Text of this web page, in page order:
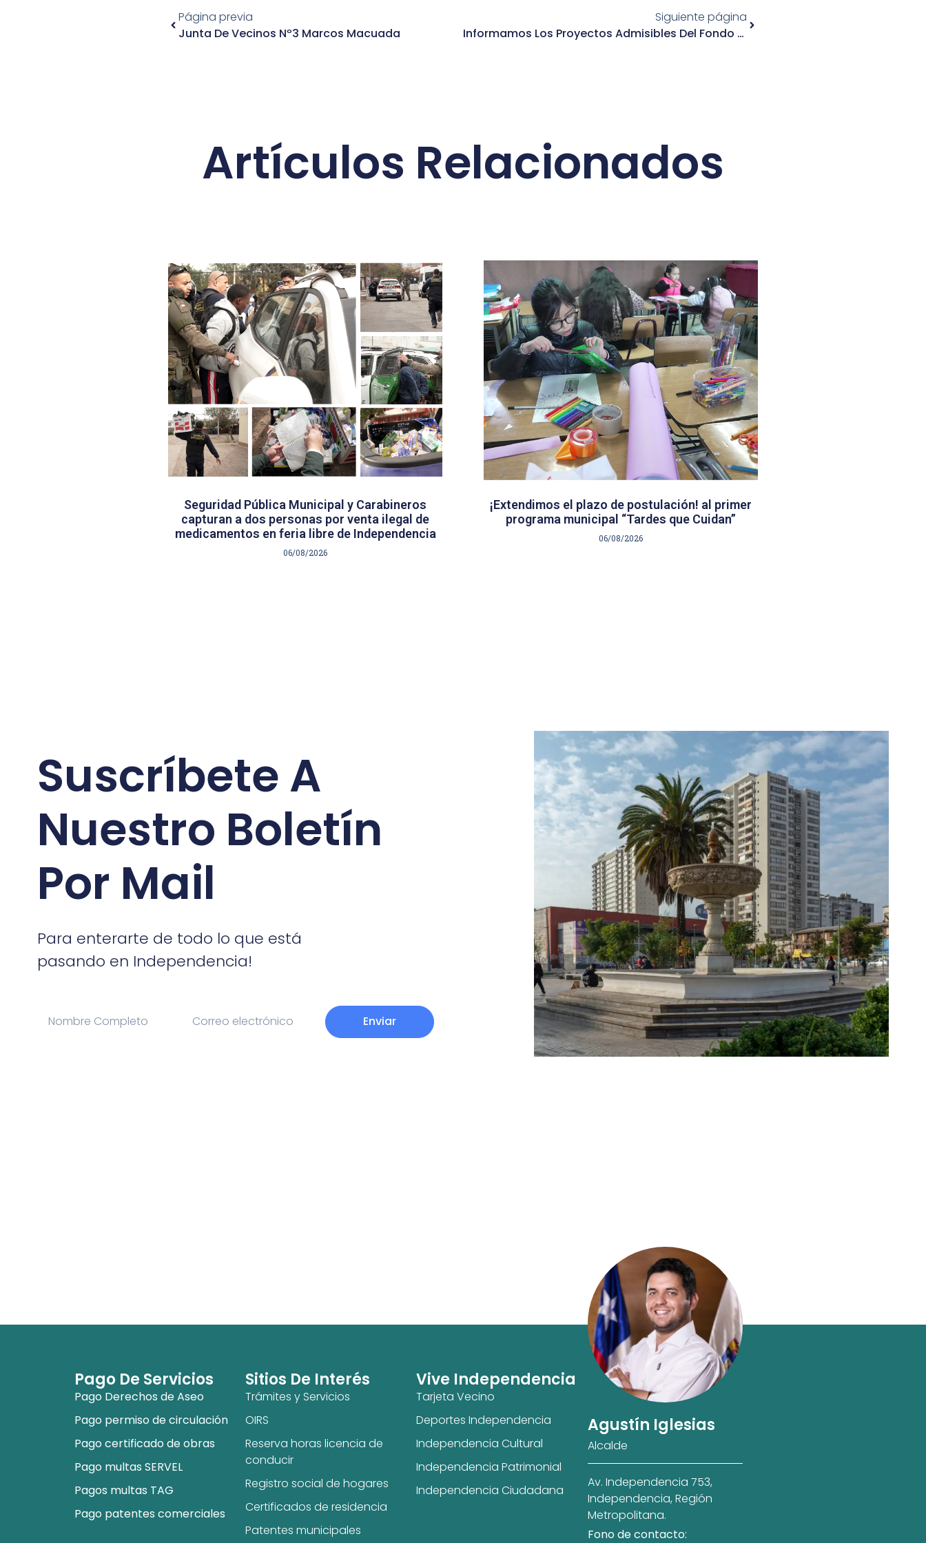
Página previa
Junta De Vecinos Nº3 Marcos Macuada
Siguiente página
Informamos Los Proyectos Admisibles Del Fondo De Seguridad Vecinal
Artículos Relacionados
Seguridad Pública Municipal y Carabineros
capturan a dos personas por venta ilegal de
medicamentos en feria libre de Independencia
06/08/2026
¡Extendimos el plazo de postulación! al primer
programa municipal “Tardes que Cuidan”
06/08/2026
Suscríbete A
Nuestro Boletín
Por Mail
Para enterarte de todo lo que está
pasando en Independencia!
Enviar
Pago De Servicios
Pago Derechos de Aseo
Pago permiso de circulación
Pago certificado de obras
Pago multas SERVEL
Pagos multas TAG
Pago patentes comerciales
Sitios De Interés
Trámites y Servicios
OIRS
Reserva horas licencia de
conducir
Registro social de hogares
Certificados de residencia
Patentes municipales
Vive Independencia
Tarjeta Vecino
Deportes Independencia
Independencia Cultural
Independencia Patrimonial
Independencia Ciudadana
Agustín Iglesias
Alcalde
Av. Independencia 753,
Independencia, Región
Metropolitana.
Fono de contacto: